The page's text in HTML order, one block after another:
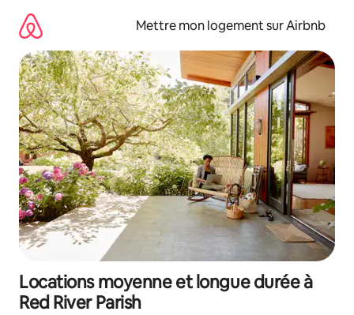
directement
contenu
Mettre mon logement sur Airbnb
Locations moyenne et longue durée à
Red River Parish